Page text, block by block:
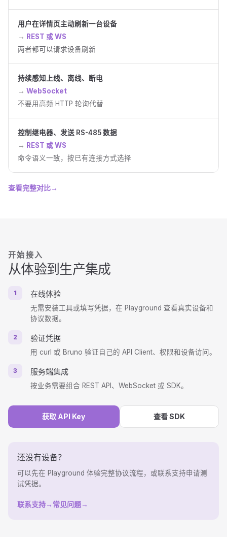
用户在详情页主动刷新一台设备
REST 或 WS
两者都可以请求设备刷新
持续感知上线、离线、断电
WebSocket
不要用高频 HTTP 轮询代替
控制继电器、发送 RS-485 数据
REST 或 WS
命令语义一致，按已有连接方式选择
查看完整对比→
开始接入
从体验到生产集成
1 在线体验
无需安装工具或填写凭据，在 Playground 查看真实设备和
协议数据。
2 验证凭据
用 curl 或 Bruno 验证自己的 API Client、权限和设备访问。
3 服务端集成
按业务需要组合 REST API、WebSocket 或 SDK。
获取 API Key 查看 SDK
还没有设备？
可以先在 Playground 体验完整协议流程，或联系支持申请测
试凭据。
联系支持→ 常见问题→